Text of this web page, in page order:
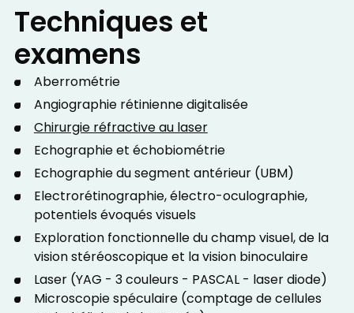
Techniques et
examens
Aberrométrie
Angiographie rétinienne digitalisée
Chirurgie réfractive au laser
Echographie et échobiométrie
Echographie du segment antérieur (UBM)
Electrorétinographie, électro-oculographie,
potentiels évoqués visuels
Exploration fonctionnelle du champ visuel, de la
vision stéréoscopique et la vision binoculaire
Laser (YAG - 3 couleurs - PASCAL - laser diode)
Microscopie spéculaire (comptage de cellules